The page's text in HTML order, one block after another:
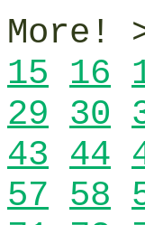
More!
15 16
29 30
43 44
57 58